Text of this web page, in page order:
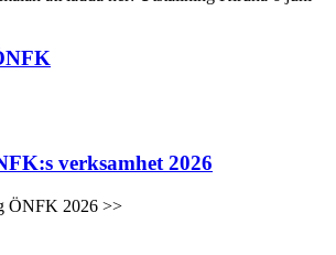
verksamhet 2026
ÖNFK 2026 >>